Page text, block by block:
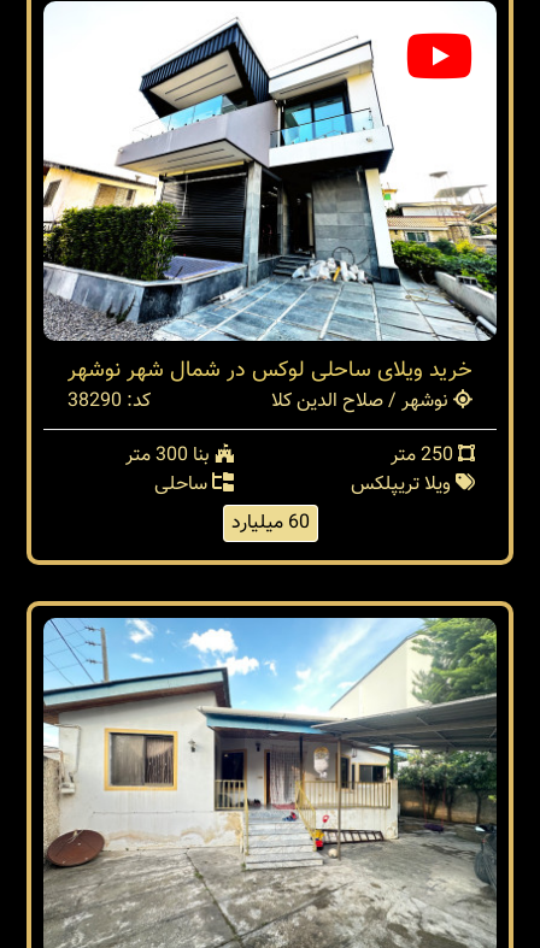
خرید ویلای ساحلی لوکس در شمال شهر نوشهر
نوشهر / صلاح الدین کلا
کد: 38290
بنا 300 متر
ویلا تریپلکس
ساحلی
60 میلیارد